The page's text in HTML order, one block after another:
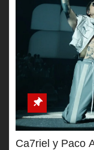
Ca7riel y Paco